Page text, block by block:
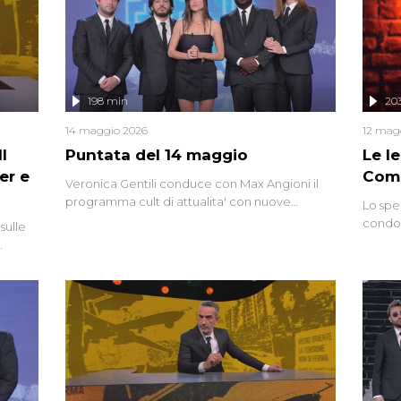
mettendo in fila testimonianze, errori, dettagli
controversi e i protagonisti di un'indagine che
sembra non avere fine.
e
tra
di
Puntata del 14 maggio
198 min
14 maggio 2026
Veronica Gentili conduce con Max Angioni il
programma cult di attualita' con nuove
Le
12
Lo
e